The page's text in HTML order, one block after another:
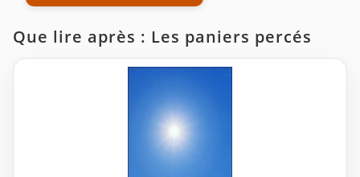
Que lire après : Les paniers percés